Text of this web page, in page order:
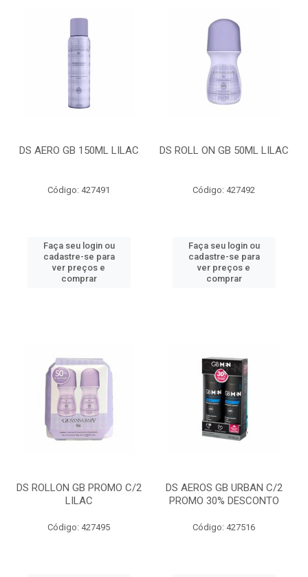
DS AERO GB 150ML LILAC
Código: 427491
Faça seu login ou
cadastre-se para
ver preços e
comprar
DS ROLL ON GB 50ML LILAC
Código: 427492
Faça seu login ou
cadastre-se para
ver preços e
comprar
DS ROLLON GB PROMO C/2
LILAC
Código: 427495
DS AEROS GB URBAN C/2
PROMO 30% DESCONTO
Código: 427516